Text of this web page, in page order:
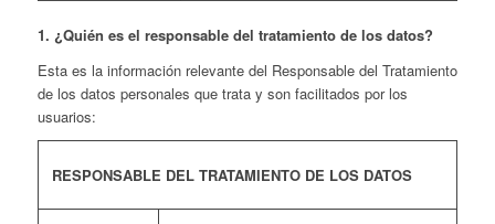
1. ¿Quién es el responsable del tratamiento de los datos?
Esta es la información relevante del Responsable del Tratamiento
de los datos personales que trata y son facilitados por los
usuarios:
RESPONSABLE DEL TRATAMIENTO DE LOS DATOS